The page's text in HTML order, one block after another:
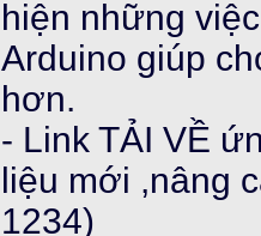
hiện những
Arduino giúp
hơn.
- Link TẢI VỀ
liệu mới ,nâng
1234)